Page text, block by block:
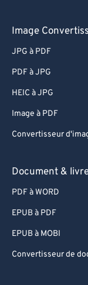
Image
JPG à PDF
PDF à JPG
HEIC à JPG
Image à PDF
Convertisseur
Document &
PDF à WORD
EPUB à PDF
EPUB à MOBI
Convertisseur de